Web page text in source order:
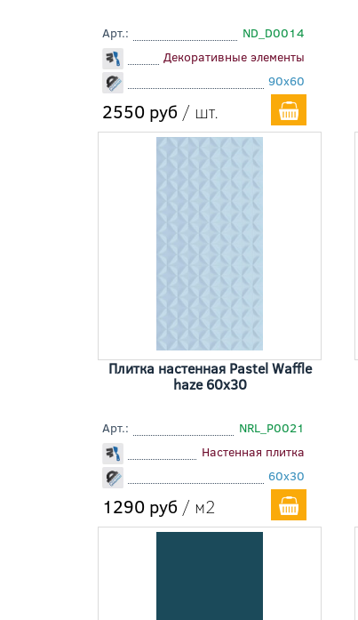
Арт.:
ND_D0014
Декоративные элементы
90x60
2550 руб / шт.
Плитка настенная Pastel Waffle
haze 60x30
Арт.:
NRL_P0021
Настенная плитка
60x30
1290 руб / м2